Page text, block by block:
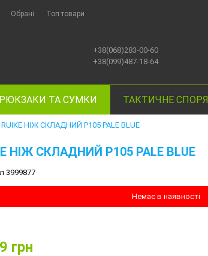
Обрані Топ товари
+38(068)283-00-60
+38(099)487-18-64
РЮКЗАКИ ТА СУМКИ ТАКТИЧНЕ
RUIKE НІЖ СКЛАДНИЙ P105 PALE BLUE
НІЖ СКЛАДНИЙ P105 PALE BLUE
3999877
Немає в наявності
грн